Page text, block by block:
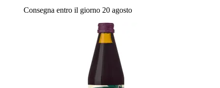
Consegna entro il giorno 20 agosto